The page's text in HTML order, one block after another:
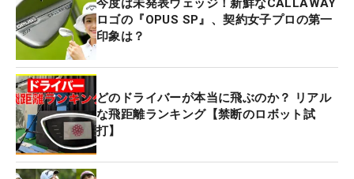
ロゴの『OPUS SP』、契約女子プロの第一
印象は？
どのドライバーが本当に飛ぶのか？ リアル
な飛距離ランキング【禁断のロボット試
打】